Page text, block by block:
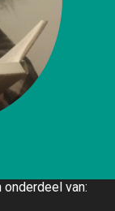
onderdeel van: